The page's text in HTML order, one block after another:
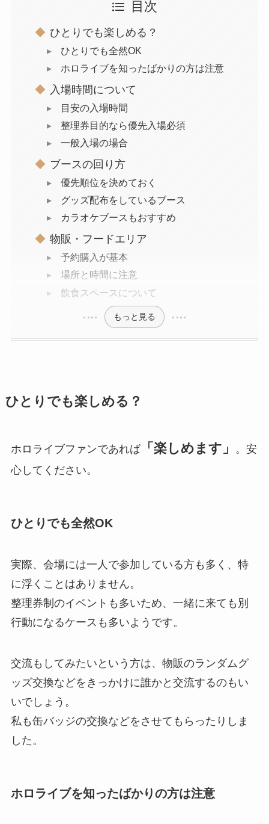
目次
ひとりでも楽しめる？
ひとりでも全然OK
ホロライブを知ったばかりの方は注意
入場時間について
目安の入場時間
整理券目的なら優先入場必須
一般入場の場合
ブースの回り方
優先順位を決めておく
グッズ配布をしているブース
カラオケブースもおすすめ
物販・フードエリア
予約購入が基本
場所と時間に注意
飲食スペースについて
もっと見る
ひとりでも楽しめる？
ホロライブファンであれば「楽しめます」
。安
心してください。
ひとりでも全然OK
実際、会場には一人で参加している方も多く、特
に浮くことはありません。
整理券制のイベントも多いため、一緒に来ても別
行動になるケースも多いようです。
交流もしてみたいという方は、物販のランダムグ
ッズ交換などをきっかけに誰かと交流するのもい
いでしょう。
私も缶バッジの交換などをさせてもらったりしま
した。
ホロライブを知ったばかりの方は注意